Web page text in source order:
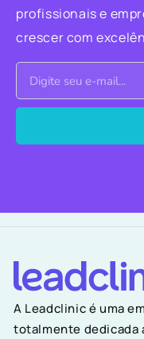
profissionais e
crescer com
A Leadclinic é uma
totalmente dedicada